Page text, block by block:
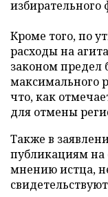
избирательного
Кроме того, по
расходы на
законом предел
максимального
что, как
для отмены
Также в
публикациям на
мнению истца,